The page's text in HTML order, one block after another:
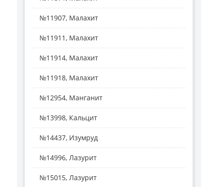
№11907, Малахит
№11911, Малахит
№11914, Малахит
№11918, Малахит
№12954, Манганит
№13998, Кальцит
№14437, Изумруд
№14996, Лазурит
№15015, Лазурит